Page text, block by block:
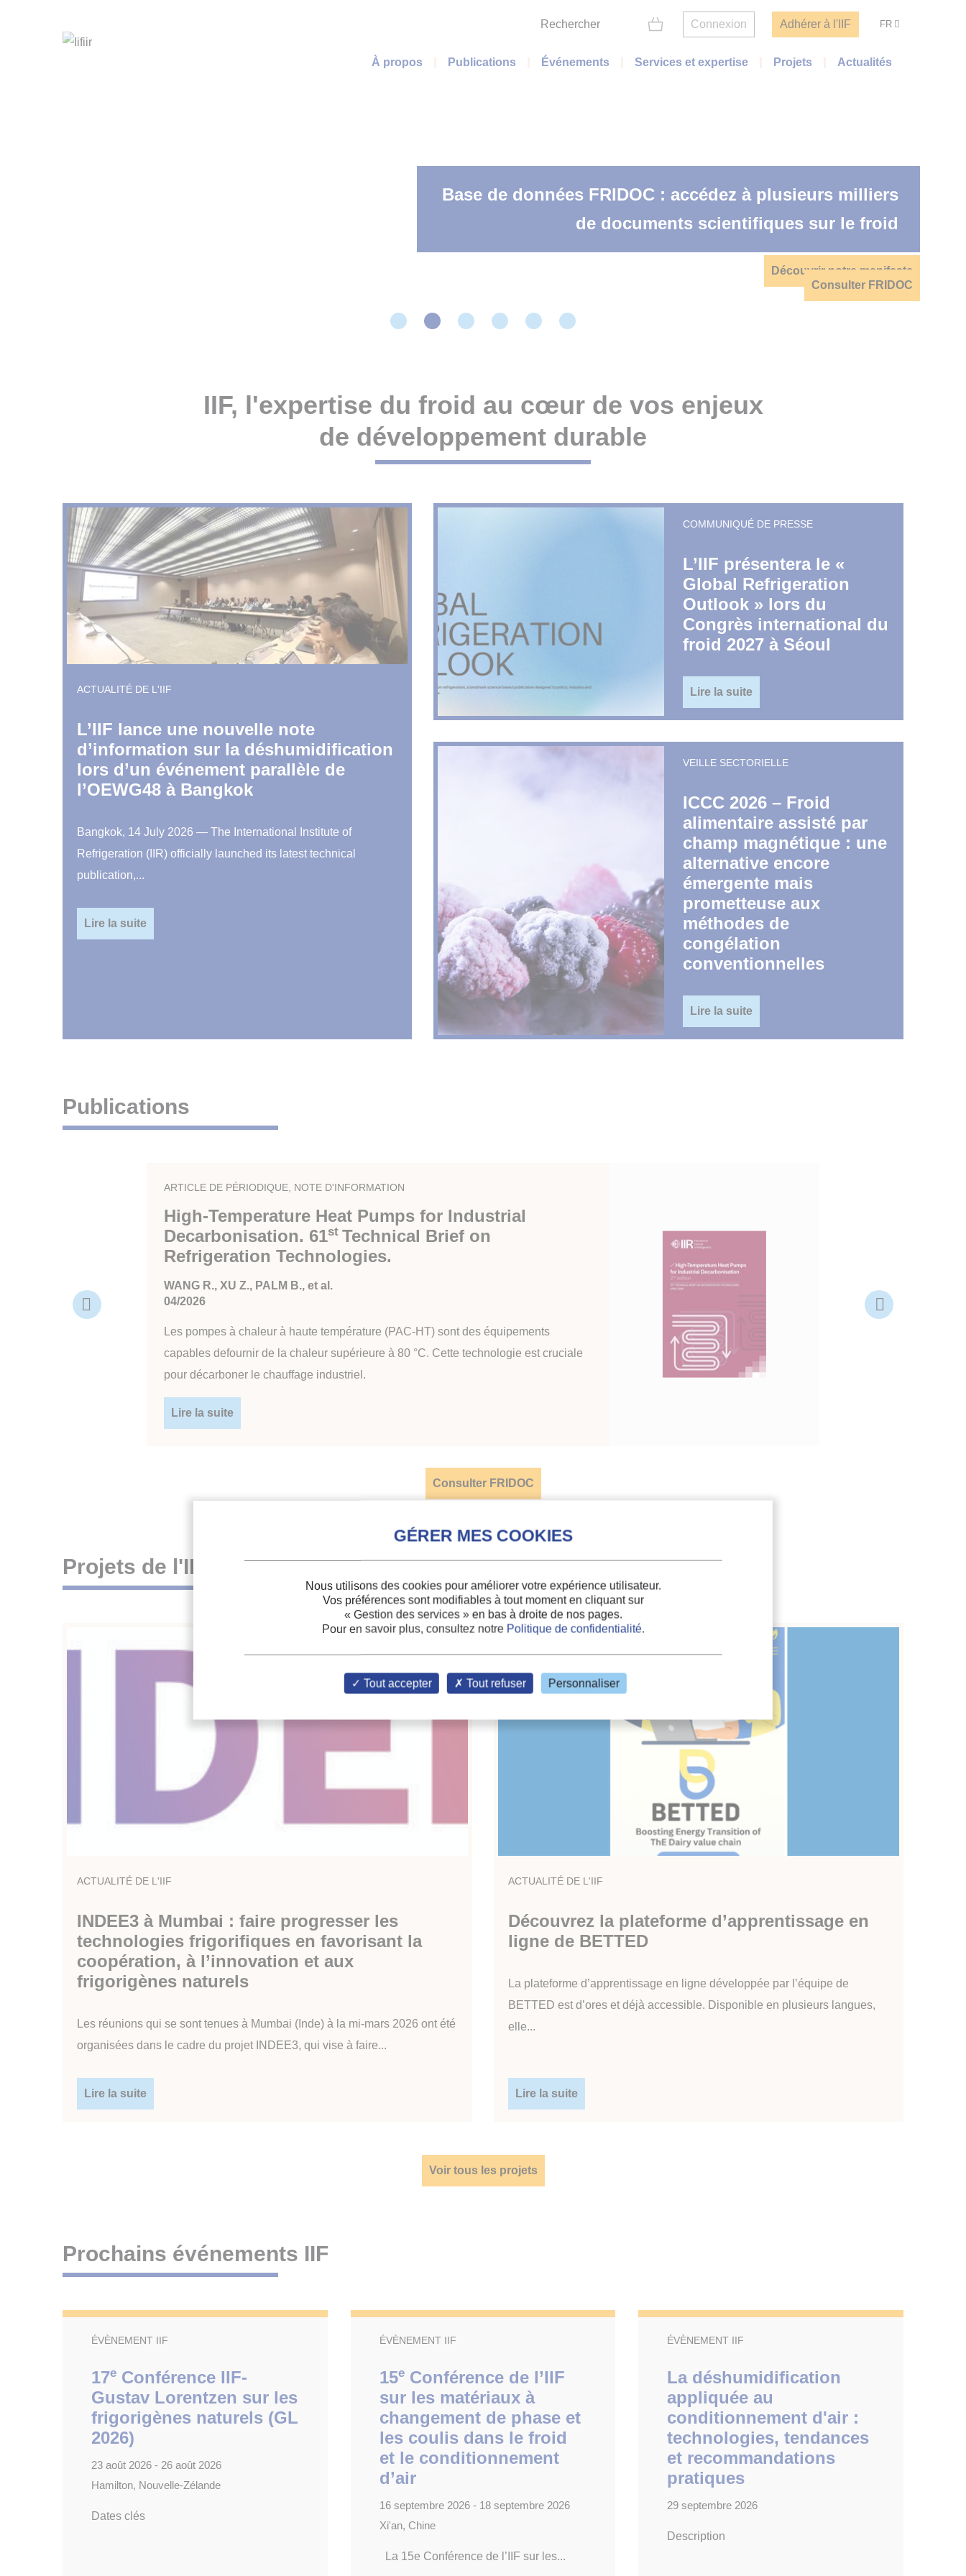
Rechercher Connexion Adhérer à l'IIF FR
Menu principal
À propos Publications Événements Services et expertise Projets Actualités
La science du froid en action
Découvrir notre manifeste
Base de données FRIDOC : accédez à plusieurs milliers
de documents scientifiques sur le froid
Consulter FRIDOC
Voir les projets
Voir l'agenda
Adhérez
Qui sommes-nous ?
IIF, l'expertise du froid au cœur de vos enjeux
de développement durable
ACTUALITÉ DE L'IIF
L’IIF lance une nouvelle note
d’information sur la déshumidification
lors d’un événement parallèle de
l’OEWG48 à Bangkok
Bangkok, 14 July 2026 — The International Institute of
Refrigeration (IIR) officially launched its latest technical
publication,...
Lire la suite
COMMUNIQUÉ DE PRESSE
L’IIF présentera le «
Global Refrigeration
Outlook » lors du
Congrès international du
froid 2027 à Séoul
Lire la suite
VEILLE SECTORIELLE
ICCC 2026 – Froid
alimentaire assisté par
champ magnétique : une
alternative encore
émergente mais
prometteuse aux
méthodes de
congélation
conventionnelles
Lire la suite
Publications
Slide
précédente
Slide
ARTICLE DE PÉRIODIQUE, NOTE D'INFORMATION
High-Temperature Heat Pumps for Industrial
Decarbonisation. 61st Technical Brief on
Refrigeration Technologies.
WANG R., XU Z., PALM B., et al.
04/2026
Les pompes à chaleur à haute température (PAC-HT) sont des équipements
capables defournir de la chaleur supérieure à 80 °C. Cette technologie est cruciale
pour décarboner le chauffage industriel.
Lire la suite
Consulter FRIDOC
Projets de l'IIF
ACTUALITÉ DE L'IIF
INDEE3 à Mumbai : faire progresser les
technologies frigorifiques en favorisant la
coopération, à l’innovation et aux
frigorigènes naturels
Les réunions qui se sont tenues à Mumbai (Inde) à la mi-mars 2026 ont été
organisées dans le cadre du projet INDEE3, qui vise à faire...
Lire la suite
ACTUALITÉ DE L'IIF
Découvrez la plateforme d’apprentissage en
ligne de BETTED
La plateforme d’apprentissage en ligne développée par l’équipe de
BETTED est d’ores et déjà accessible. Disponible en plusieurs langues,
elle...
Lire la suite
Voir tous les projets
Prochains événements IIF
ÉVÈNEMENT IIF
17e Conférence IIF-
Gustav Lorentzen sur les
frigorigènes naturels (GL
2026)
23 août 2026 - 26 août 2026
Hamilton, Nouvelle-Zélande
Dates clés
ÉVÈNEMENT IIF
15eConférence de l’IIF
sur les matériaux à
changement de phase et
les coulis dans le froid
et le conditionnement
d’air
16 septembre 2026 - 18 septembre 2026
Xi'an, Chine
La 15e Conférence de l’IIF sur les...
ÉVÈNEMENT IIF
La déshumidification
appliquée au
conditionnement d'air :
technologies, tendances
et recommandations
pratiques
29 septembre 2026
Description
Nous utilisons des cookies pour améliorer votre expérience utilisateur.
Vos préférences sont modifiables à tout moment en cliquant sur
« Gestion des services » en bas à droite de nos pages.
Pour en savoir plus, consultez notre Politique de confidentialité.
Tout accepter Tout refuser Personnaliser